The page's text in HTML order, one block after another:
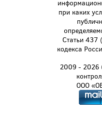
при каких
Статьи 437
кодекса
2009 -
ООО